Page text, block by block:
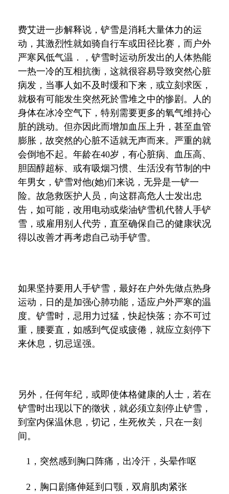
费艾进一步解释说，铲雪是消耗大量体力的运
动，其激烈性就如骑自行车或田径比赛，而户外
严寒风低气温．，铲雪时运动所发出的人体热能
一热一冷的互相抗衡，这就很容易导致突然心脏
病发，当事人如不及时缓和下来，或立刻求医，
就极有可能发生突然死於雪堆之中的惨剧。人的
身体在冰冷空气下，特别需要更多的氧气维持心
脏的跳动。但亦因此而增加血压上升，甚至血管
膨胀，故突然的心脏不适就无声而来。严重的就
会倒地不起。年龄在40岁，有心脏病、血压高、
胆固醇超标、或有吸烟习惯、生活没有节制的中
年男女，铲雪对他(她)们来说，无异是一铲一
险。故急救医护人员，向这群高危人士发出忠
告，如可能，改用电动或柴油铲雪机代替人手铲
雪，或雇用别人代劳，直至确保自己的健康状况
得以改善才再考虑自己动手铲雪。
如果坚持要用人手铲雪，最好在户外先做点热身
运动，日的是加强心肺功能，适应户外严寒的温
度。铲雪时，忌用力过猛，快起快落；亦不可过
重，腰要直，如感到气促或疲倦，就应立刻停下
来休息，切忌逞强。
另外，任何年纪，或即使体格健康的人士，若在
铲雪时出现以下的徵状，就必须立刻停止铲雪，
到室内保温休息，切记，生死攸关，只在一刻
间。
1 ，突然感到胸口阵痛，出冷汗，头晕作呕
2 ，胸口剧痛伸延到口颚，双肩肌肉紧张